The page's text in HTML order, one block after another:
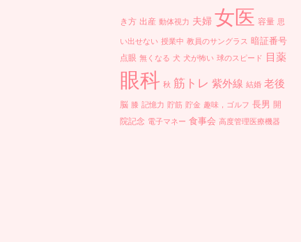
き方 出産 動体視力 夫婦 女医 容量 思
い出せない 授業中 教員のサングラス 暗証番号
点眼 無くなる 犬 犬が怖い 球のスピード 目薬
眼科 秋 筋トレ 紫外線 結婚 老後
脳 膝 記憶力 貯筋 貯金 趣味，ゴルフ 長男 開
院記念 電子マネー 食事会 高度管理医療機器